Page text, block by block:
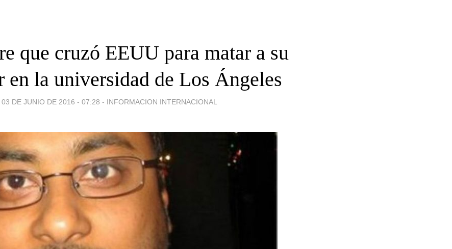
que cruzó EEUU para matar a su
en la universidad de Los Ángeles
03 DE JUNIO DE 2016 - 07:28 - INFORMACION INTERNACIONAL